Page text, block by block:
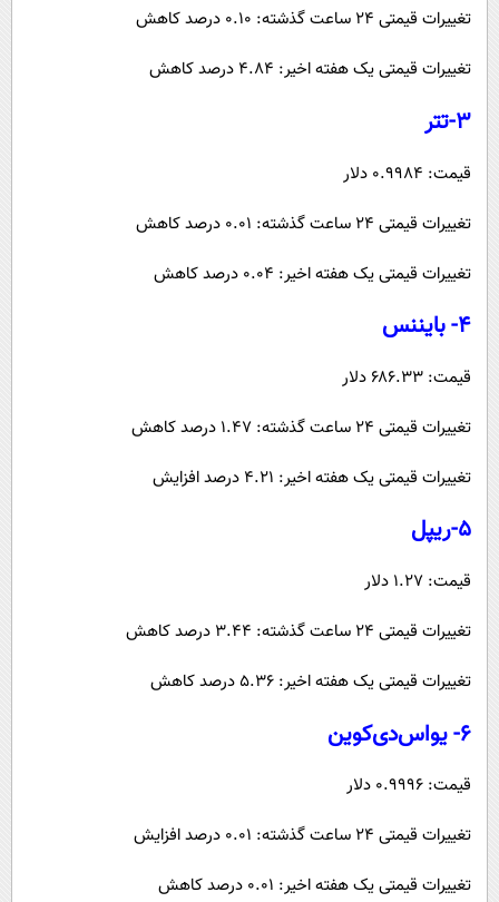
تغییرات قیمتی ۲۴ ساعت گذشته: ۰.۱۰ درصد کاهش
تغییرات قیمتی یک هفته اخیر: ۴.۸۴ درصد کاهش
۳-تتر
قیمت: ۰.۹۹۸۴ دلار
تغییرات قیمتی ۲۴ ساعت گذشته: ۰.۰۱ درصد کاهش
تغییرات قیمتی یک هفته اخیر: ۰.۰۴ درصد کاهش
۴- بایننس
قیمت: ۶۸۶.۳۳ دلار
تغییرات قیمتی ۲۴ ساعت گذشته: ۱.۴۷ درصد کاهش
تغییرات قیمتی یک هفته اخیر: ۴.۲۱ درصد افزایش
۵-ریپل
قیمت: ۱.۲۷ دلار
تغییرات قیمتی ۲۴ ساعت گذشته: ۳.۴۴ درصد کاهش
تغییرات قیمتی یک هفته اخیر: ۵.۳۶ درصد کاهش
۶- یواس‌دی‌کوین
قیمت: ۰.۹۹۹۶ دلار
تغییرات قیمتی ۲۴ ساعت گذشته: ۰.۰۱ درصد افزایش
تغییرات قیمتی یک هفته اخیر: ۰.۰۱ درصد کاهش